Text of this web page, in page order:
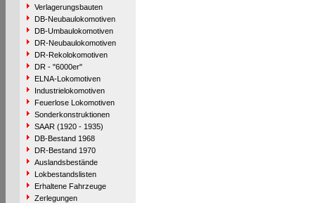
Verlagerungsbauten
DB-Neubaulokomotiven
DB-Umbaulokomotiven
DR-Neubaulokomotiven
DR-Rekolokomotiven
DR - "6000er"
ELNA-Lokomotiven
Industrielokomotiven
Feuerlose Lokomotiven
Sonderkonstruktionen
SAAR (1920 - 1935)
DB-Bestand 1968
DR-Bestand 1970
Auslandsbestände
Lokbestandslisten
Erhaltene Fahrzeuge
Zerlegungen